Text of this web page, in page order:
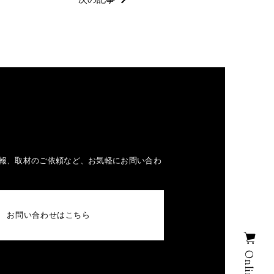
、取材のご依頼など、お気軽にお問い合わ
お問い合わせはこちら